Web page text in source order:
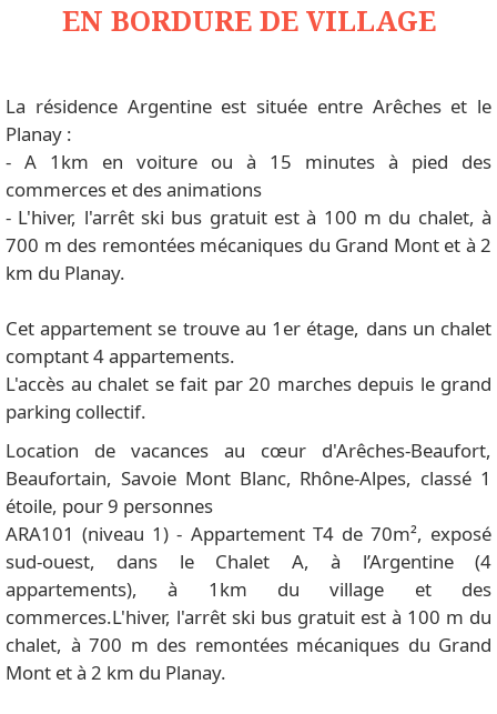
EN BORDURE DE VILLAGE
La résidence Argentine est située entre Arêches et le
Planay :
- A 1km en voiture ou à 15 minutes à pied des
commerces et des animations
- L'hiver, l'arrêt ski bus gratuit est à 100 m du chalet, à
700 m des remontées mécaniques du Grand Mont et à 2
km du Planay.
Cet appartement se trouve au 1er étage, dans un chalet
comptant 4 appartements.
L'accès au chalet se fait par 20 marches depuis le grand
parking collectif.
Location de vacances au cœur d'Arêches-Beaufort,
Beaufortain, Savoie Mont Blanc, Rhône-Alpes, classé 1
étoile, pour 9 personnes
ARA101 (niveau 1) - Appartement T4 de 70m², exposé
sud-ouest, dans le Chalet A, à l’Argentine (4
appartements), à 1km du village et des
commerces.L'hiver, l'arrêt ski bus gratuit est à 100 m du
chalet, à 700 m des remontées mécaniques du Grand
Mont et à 2 km du Planay.